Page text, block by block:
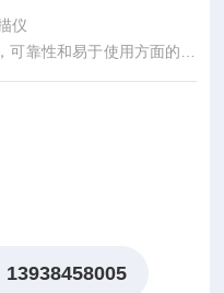
仪
靠性和易于使用方面的基
可调，2 个滤光片，2 个激
13938458005